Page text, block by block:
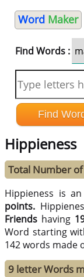
Word Maker
Find Words :
Hippieness
Total Number
Hippieness is
points.
Friends having
Word starting
142 words made
9 letter Words